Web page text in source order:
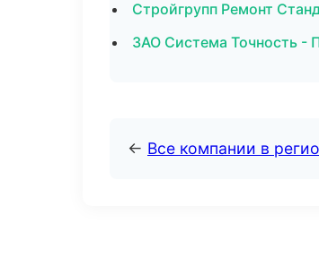
Стройгрупп Ремонт
ЗАО Система Точность -
← Все компании в